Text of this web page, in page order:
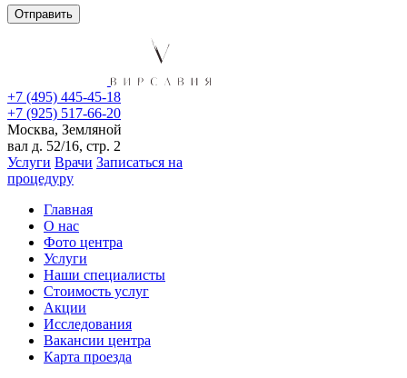
+7 (495) 445-45-18
+7 (925) 517-66-20
Москва, Земляной
вал д. 52/16, стр. 2
Услуги Врачи Записаться на
процедуру
Главная
О нас
Фото центра
Услуги
Наши специалисты
Стоимость услуг
Акции
Исследования
Вакансии центра
Карта проезда